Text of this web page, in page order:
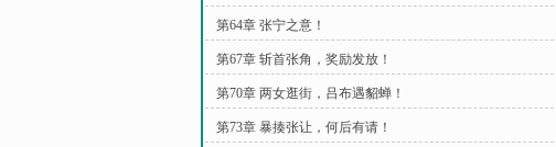
第64章 张宁之意！
第67章 斩首张角，奖励发放！
第70章 两女逛街，吕布遇貂蝉！
第73章 暴揍张让，何后有请！